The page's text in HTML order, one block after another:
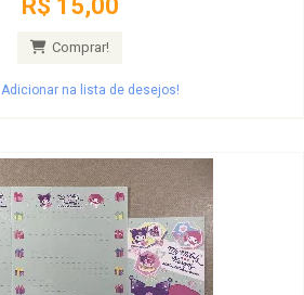
R$ 15,00
Comprar!
Adicionar na lista de desejos!